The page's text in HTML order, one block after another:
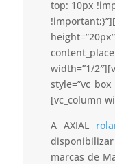
top: 10px
width=”1/
[vc_column
A AXIAL
marcas de